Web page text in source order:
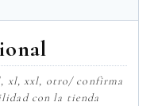
xl, xxl, otro/ confirma
con la tienda